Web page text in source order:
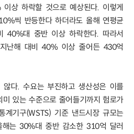
상 하락할 것으로 예상된다. 이렇게
씩 반등한다 하더라도 올해 연평균
40%대 중반 이상 하락한다. 따라서
난해 대비 40% 이상 줄어든 430억
않다. 수요는 부진하고 생산성은 이를
있는 수준으로 줄어들기까지 험로가
계기구(WSTS) 기준 낸드시장 규모는
는 30%대 중반 감소한 310억 달러